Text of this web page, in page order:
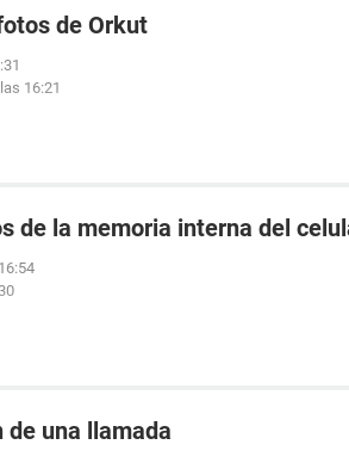
de Orkut
16:21
de la memoria interna del
de una llamada